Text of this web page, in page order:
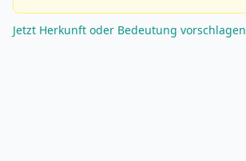
Jetzt Herkunft oder Bedeutung